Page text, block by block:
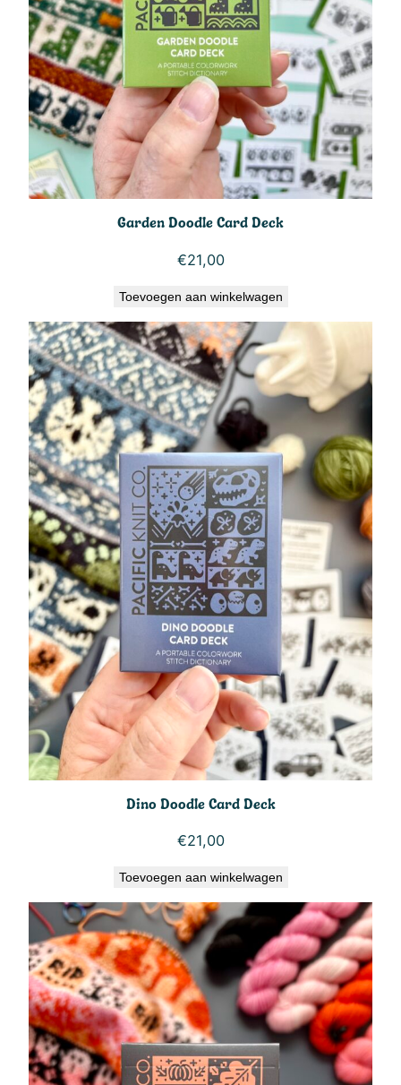
Garden Doodle Card Deck
€21,00
Toevoegen aan winkelwagen
Dino Doodle Card Deck
€21,00
Toevoegen aan winkelwagen